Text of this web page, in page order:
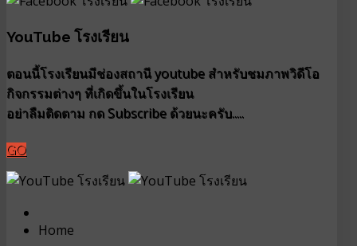
YouTube โรงเรียน
ตอนนี้โรงเรียนมีช่องสถานี youtube สำหรับชมภาพวิดีโอ
กิจกรรมต่างๆ ที่เกิดขึ้นในโรงเรียน
อย่าลืมติดตาม กด Subscribe ด้วยนะครับ.....
GO
Home